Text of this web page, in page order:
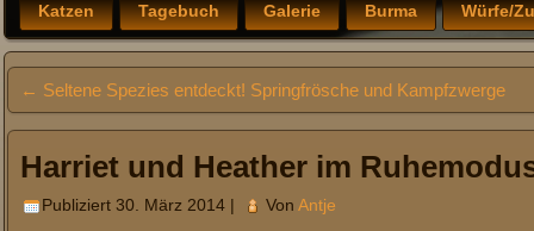
Katzen Tagebuch Galerie Burma Würfe/
← Seltene Spezies entdeckt! Springfrösche und Kampfzwerge
Harriet und Heather im
Publiziert 30. März 2014 | Von Antje